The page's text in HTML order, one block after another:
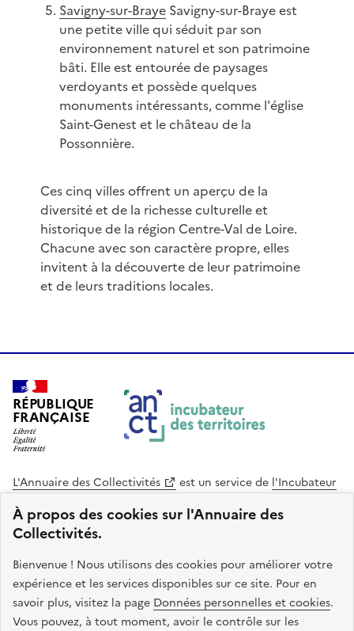
À propos des cookies sur l'Annuaire des
Collectivités.
Bienvenue ! Nous utilisons des cookies pour améliorer votre
expérience et les services disponibles sur ce site. Pour en
savoir plus, visitez la page Données personnelles et cookies.
Vous pouvez, à tout moment, avoir le contrôle sur les
Savigny-sur-BrayeSavigny-sur-Braye est
une petite ville qui séduit par son
environnement naturel et son patrimoine
bâti. Elle est entourée de paysages
verdoyants et possède quelques
monuments intéressants, comme l'église
Saint-Genest et le château de la
Possonnière.
Ces cinq villes offrent un aperçu de la
diversité et de la richesse culturelle et
historique de la région Centre-Val de Loire.
Chacune avec son caractère propre, elles
invitent à la découverte de leur patrimoine
et de leurs traditions locales.
RÉPUBLIQUE
FRANÇAISE
L'Annuaire des Collectivités est un service de l'Incubateur
des Territoires
Cohésion des Territoires
. Le code source de ce site web
est disponible en licence libre. Le design de ce site est conçu
avec le système de design de l’État.
legifrance.gouv.fr
info.gouv.fr